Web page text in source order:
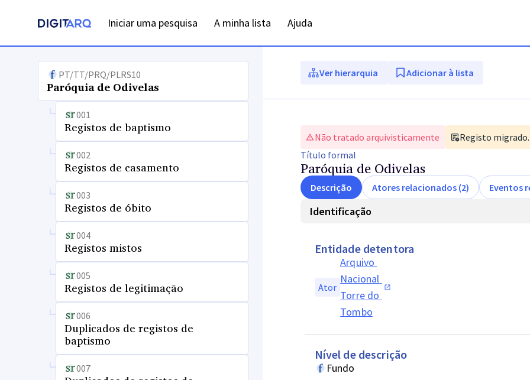
Iniciar uma pesquisa A minha lista Ajuda
PT/TT/PRQ/PLRS10
Paróquia de Odivelas
001
Registos de baptismo
002
Registos de casamento
003
Registos de óbito
004
Registos mistos
005
Registos de legitimação
006
Duplicados de registos de
baptismo
007
Ver hierarquia Adicionar à lista
Não tratado arquivisticamente
Registo
Título formal
Paróquia de Odivelas
Descrição Atores relacionados (2) Eventos
Identificação
Entidade detentora
Ator
Arquivo
Nacional
Torre do
Tombo
Nível de descrição
Fundo